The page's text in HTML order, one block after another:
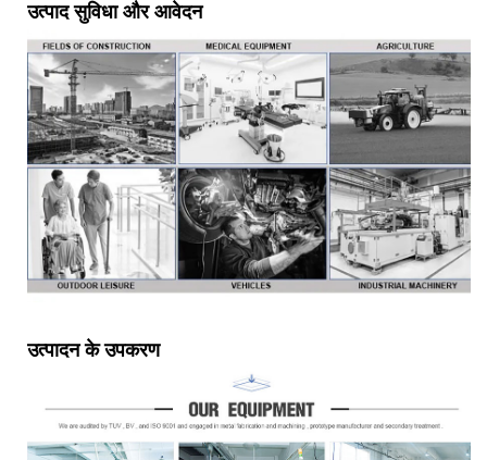
उत्पाद सुविधा और आवेदन
उत्पादन के उपकरण